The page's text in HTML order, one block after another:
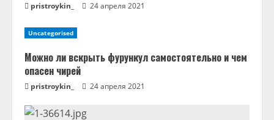
pristroykin_ 24 апреля 2021
Uncategorised
Можно ли вскрыть фурункул самостоятельно и чем
опасен чирей
pristroykin_ 24 апреля 2021